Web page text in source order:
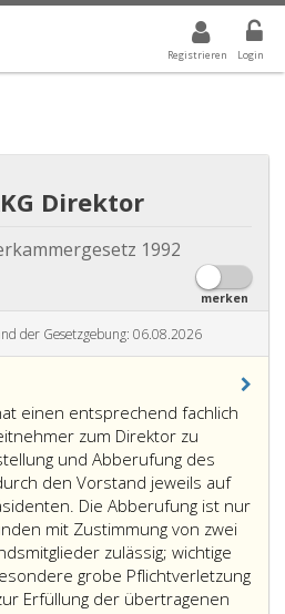
Registrieren Login
WERT IST ALLE
Direktor
1992
merken
der Gesetzgebung: 06.08.2026
einen entsprechend fachlich
zum Direktor zu
und Abberufung des
den Vorstand jeweils auf
Die Abberufung ist nur
mit Zustimmung von zwei
zulässig; wichtige
grobe Pflichtverletzung
Erfüllung der übertragenen